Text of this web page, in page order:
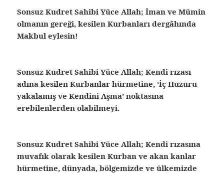
Sonsuz Kudret Sahibi Yüce Allah; İman ve Mümin
olmanın gereği, kesilen Kurbanları dergâhında
Makbul eylesin!
Sonsuz Kudret Sahibi Yüce Allah; Kendi rızası
adına kesilen Kurbanlar hürmetine, ‘İç Huzuru
yakalamış ve Kendini Aşma’ noktasına
erebilenlerden olabilmeyi.
Sonsuz Kudret Sahibi Yüce Allah; Kendi rızasına
muvafık olarak kesilen Kurban ve akan kanlar
hürmetine, dünyada, bölgemizde ve ülkemizde